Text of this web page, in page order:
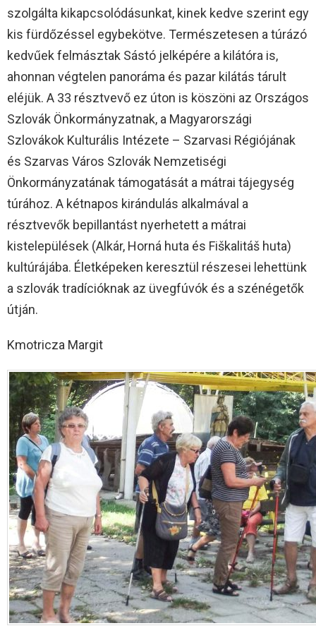
szolgálta kikapcsolódásunkat, kinek kedve szerint egy
kis fürdőzéssel egybekötve. Természetesen a túrázó
kedvűek felmásztak Sástó jelképére a kilátóra is,
ahonnan végtelen panoráma és pazar kilátás tárult
eléjük. A 33 résztvevő ez úton is köszöni az Országos
Szlovák Önkormányzatnak, a Magyarországi
Szlovákok Kulturális Intézete – Szarvasi Régiójának
és Szarvas Város Szlovák Nemzetiségi
Önkormányzatának támogatását a mátrai tájegység
túrához. A kétnapos kirándulás alkalmával a
résztvevők bepillantást nyerhetett a mátrai
kistelepülések (Alkár, Horná huta és Fiškalitáš huta)
kultúrájába. Életképeken keresztül részesei lehettünk
a szlovák tradícióknak az üvegfúvók és a szénégetők
útján.
Kmotricza Margit